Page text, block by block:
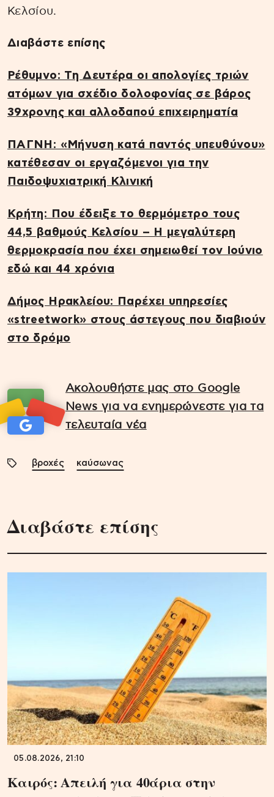
Κελσίου.
Διαβάστε επίσης
Ρέθυμνο: Τη Δευτέρα οι απολογίες τριών
ατόμων για σχέδιο δολοφονίας σε βάρος
39χρονης και αλλοδαπού επιχειρηματία
ΠΑΓΝΗ: «Μήνυση κατά παντός υπευθύνου»
κατέθεσαν οι εργαζόμενοι για την
Παιδοψυχιατρική Κλινική
Κρήτη: Που έδειξε το θερμόμετρο τους
44,5 βαθμούς Κελσίου – Η μεγαλύτερη
θερμοκρασία που έχει σημειωθεί τον Ιούνιο
εδώ και 44 χρόνια
Δήμος Ηρακλείου: Παρέχει υπηρεσίες
«streetwork» στους άστεγους που διαβιούν
στο δρόμο
Ακολουθήστε μας στο Google
News για να ενημερώνεστε για τα
τελευταία νέα
βροχές καύσωνας
Διαβάστε επίσης
05.08.2026, 21:10
Καιρός: Απειλή για 40άρια στην